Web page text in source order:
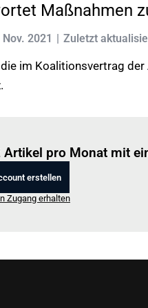
Maßnahmen
2021 Zuletzt
im Koalitionsvertrag
Artikel pro Monat mit
erstellen
Zugang erhalten